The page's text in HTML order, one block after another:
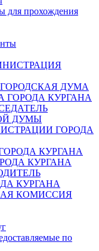
для прохождения
ДУМА
ГОРОДА КУРГАНА
ДУМЫ
ГОРОДА
КУРГАНА
КУРГАНА
КУРГАНА
КОМИССИЯ
по